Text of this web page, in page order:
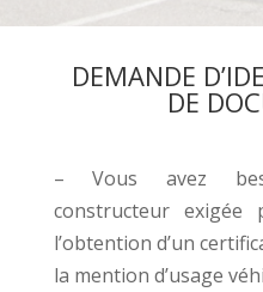
DEMANDE
DE
– Vous avez
constructeur
l’obtention d’un
la mention d’usage